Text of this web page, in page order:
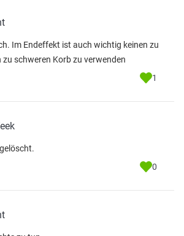
Im Endeffekt ist auch wichtig keinen zu
zu schweren Korb zu verwenden
1
0